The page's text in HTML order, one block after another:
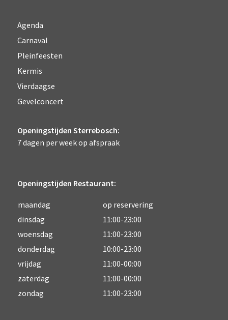
Agenda
Carnaval
Pleinfeesten
Kermis
Vierdaagse
Gevelconcert
Openingstijden Sterrebosch:
7 dagen per week op afspraak
Openingstijden Restaurant:
maandag
op reservering
dinsdag
11:00-23:00
woensdag
11:00-23:00
donderdag
10:00-23:00
vrijdag
11:00-00:00
zaterdag
11:00-00:00
zondag
11:00-23:00